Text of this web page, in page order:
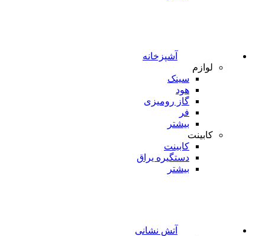
آشپزخانه
لوازم
سینک
هود
گاز رومیزی
فر
بیشتر
کابینت
کابینت
دستگیره یراق
بیشتر
آتش نشانی